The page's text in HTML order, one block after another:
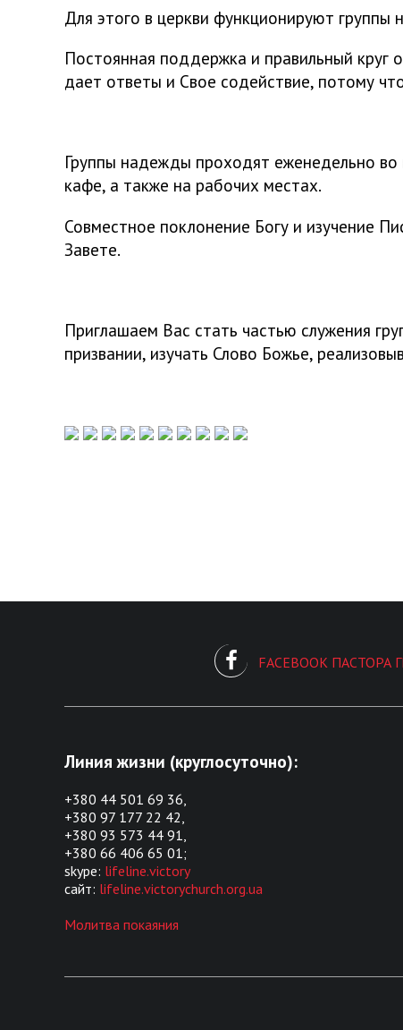
Для этого в церкви функционируют
Постоянная поддержка и правильный круг
дает ответы и Свое содействие, потому
Группы надежды проходят еженедельно
кафе, а также на рабочих местах.
Совместное поклонение Богу и изучение
Завете.
Приглашаем Вас стать частью служения
призвании, изучать Слово Божье,
FACEBOOK
Линия жизни (круглосуточно):
+380 44 501 69 36,
+380 97 177 22 42,
+380 93 573 44 91,
+380 66 406 65 01;
skype: lifeline.victory
сайт: lifeline.victorychurch.org.ua
Молитва покаяния